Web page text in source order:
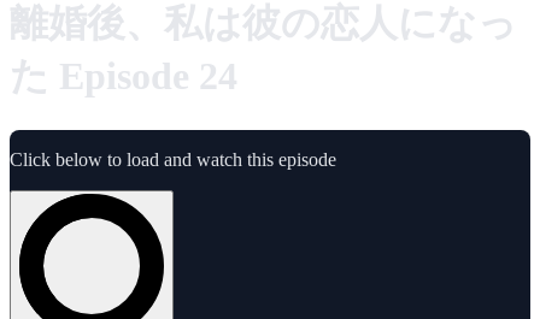
離婚後、私は彼の恋人になっ
た Episode 24
Click below to load and watch this episode